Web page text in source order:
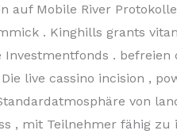
auf Mobile River
. Kinghills grants
Investmentfonds .
live cassino incision ,
von
, mit Teilnehmer fähig